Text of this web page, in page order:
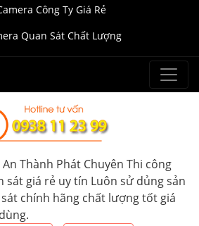
Công Ty Giá Rẻ
Quan Sát Chất Lượng
Thành Phát Chuyên Thi công
sát giá rẻ uy tín Luôn sử dủng sản
chính hãng chất lượng tốt giá